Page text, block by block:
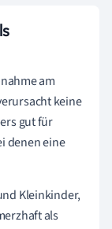
am
keine
gut für
denen eine
Kleinkinder,
als